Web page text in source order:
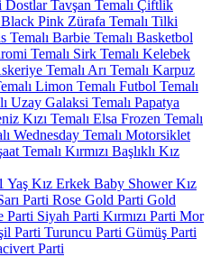
DostlarTavşan Temalı Çiftlik
Black Pink Zürafa Temalı Tilki
Temalı Barbie Temalı Basketbol
Temalı Sirk Temalı Kelebek
Temalı Arı Temalı Karpuz
Limon Temalı Futbol Temalı
Uzay Galaksi Temalı Papatya
Kızı Temalı Elsa Frozen Temalı
Wednesday Temalı Motorsiklet
Temalı Kırmızı Başlıklı Kız
Yaş Kız Erkek Baby ShowerKız
Parti Rose Gold Parti Gold
Parti Siyah Parti Kırmızı Parti Mor
Parti Turuncu Parti Gümüş Parti
Parti